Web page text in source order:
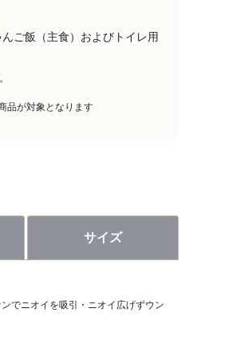
ご飯（主食）およびトイレ用
品が対象となります
サイズ
でニオイを吸引・ニオイ広げずウン